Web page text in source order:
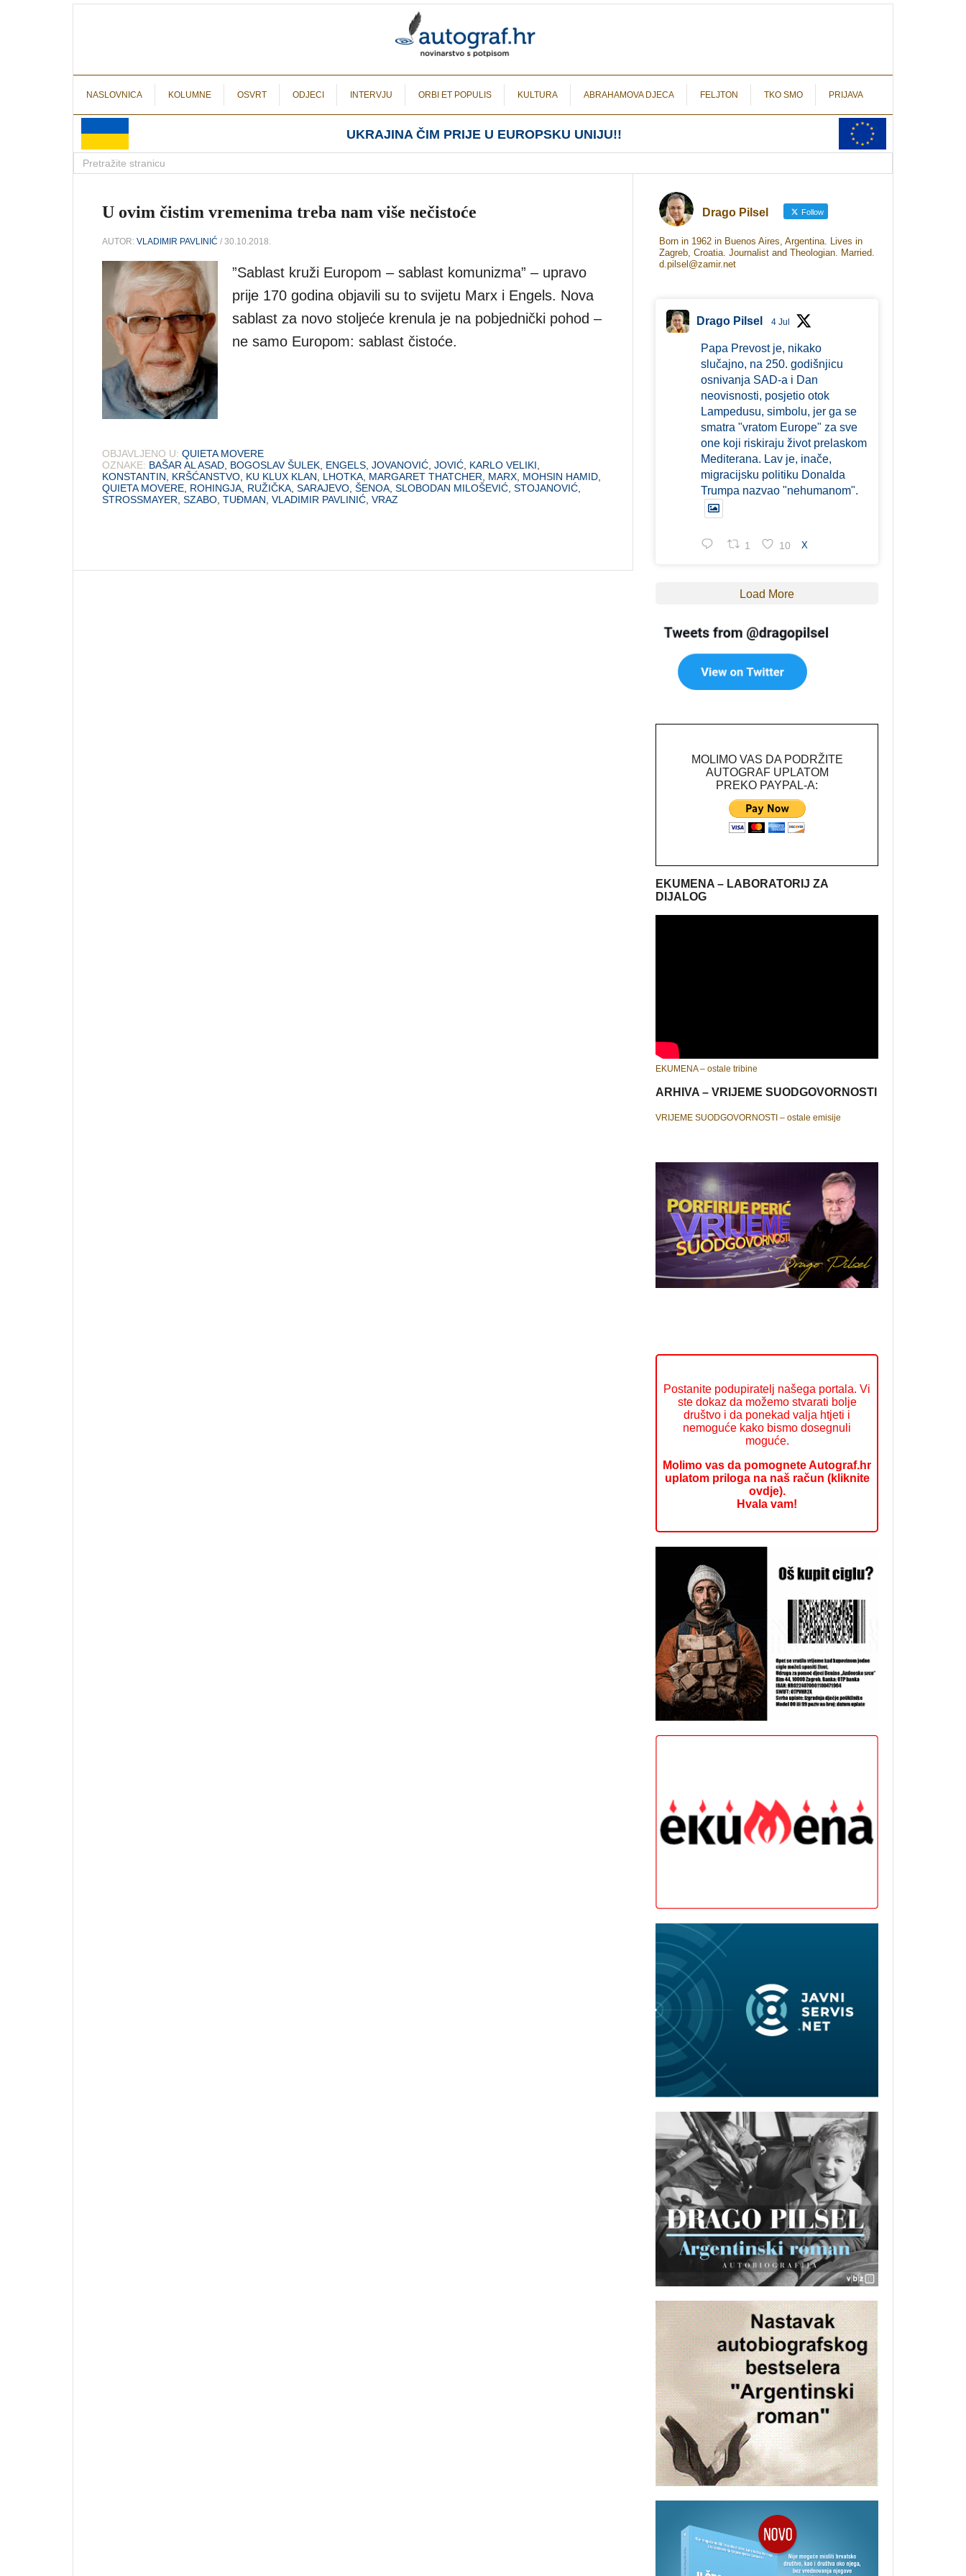
NASLOVNICA KOLUMNE OSVRT ODJECI INTERVJU ORBI ET POPULIS KULTURA ABRAHAMOVA DJECA FELJTON TKO SMO PRIJAVA
UKRAJINA ČIM PRIJE U EUROPSKU UNIJU!!
U ovim čistim vremenima treba nam više nečistoće
AUTOR: VLADIMIR PAVLINIĆ / 30.10.2018.
”Sablast kruži Europom – sablast komunizma” – upravo
prije 170 godina objavili su to svijetu Marx i Engels. Nova
sablast za novo stoljeće krenula je na pobjednički pohod –
ne samo Europom: sablast čistoće.
OBJAVLJENO U: QUIETA MOVERE
OZNAKE: BAŠAR AL ASAD BOGOSLAV ŠULEK ENGELS JOVANOVIĆ JOVIĆ KARLO VELIKI
KONSTANTIN
KRŠĆANSTVO KU KLUX KLAN LHOTKA MARGARET THATCHER MARX MOHSIN HAMID
QUIETA MOVERE ROHINGJA RUŽIČKA SARAJEVO ŠENOA SLOBODAN MILOŠEVIĆ STOJANOVIĆ
STROSSMAYER SZABO TUĐMAN VLADIMIR PAVLINIĆ VRAZ
Drago Pilsel Follow
Born in 1962 in Buenos Aires, Argentina. Lives in
Zagreb, Croatia. Journalist and Theologian. Married.
d.pilsel@zamir.net
Drago Pilsel 4 Jul
Papa Prevost je, nikako
slučajno, na 250. godišnjicu
osnivanja SAD-a i Dan
neovisnosti, posjetio otok
Lampedusu, simbolu, jer ga se
smatra "vratom Europe" za sve
one koji riskiraju život prelaskom
Mediterana. Lav je, inače,
migracijsku politiku Donalda
Trumpa nazvao "nehumanom".
1 10 X
Load More
MOLIMO VAS DA PODRŽITE
AUTOGRAF UPLATOM
PREKO PAYPAL-A:
EKUMENA – LABORATORIJ ZA
DIJALOG
EKUMENA – ostale tribine
ARHIVA – VRIJEME SUODGOVORNOSTI
VRIJEME SUODGOVORNOSTI – ostale emisije
Postanite podupiratelj našega portala. Vi
ste dokaz da možemo stvarati bolje
društvo i da ponekad valja htjeti i
nemoguće kako bismo dosegnuli
moguće.
Molimo vas da pomognete Autograf.hr
uplatom priloga na naš račun (kliknite
ovdje).
Hvala vam!